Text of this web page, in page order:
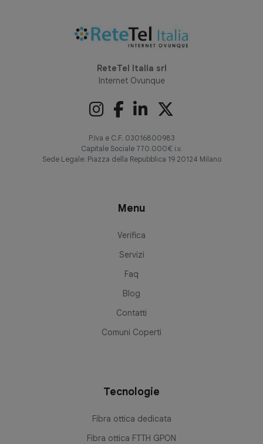
ReteTel Italia srl
Internet Ovunque
P.Iva e C.F. 03016800983
Capitale Sociale 770.000€ i.v.
Sede Legale: Piazza della Repubblica 19 20124 Milano
Menu
Verifica
Servizi
Faq
Blog
Contatti
Comuni Coperti
Tecnologie
Fibra ottica dedicata
Fibra ottica FTTH GPON